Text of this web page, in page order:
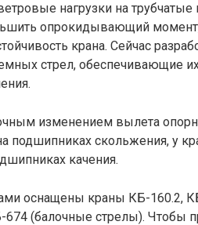
нагрузки на
опрокидывающий
крана. Сейчас
стрел, обеспечивающие
изменением вылета
подшипниках скольжения, у
качения.
оснащены краны КБ-160.2,
(балочные стрелы). Чтобы